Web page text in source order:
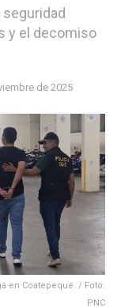
y el decomiso
de 2025
en Coatepeque. / Foto:
PNC